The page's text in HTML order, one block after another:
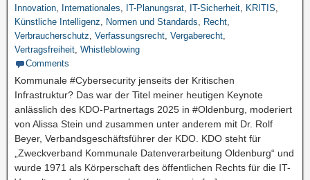
Innovation, Internationales, IT-Planungsrat, IT-Sicherheit, KRITIS,
Künstliche Intelligenz, Normen und Standards, Recht,
Verbraucherschutz, Verfassungsrecht, Vergaberecht,
Vertragsfreiheit, Whistleblowing
Comments
Kommunale #Cybersecurity jenseits der Kritischen
Infrastruktur? Das war der Titel meiner heutigen Keynote
anlässlich des KDO-Partnertags 2025 in #Oldenburg, moderiert
von Alissa Stein und zusammen unter anderem mit Dr. Rolf
Beyer, Verbandsgeschäftsführer der KDO. KDO steht für
„Zweckverband Kommunale Datenverarbeitung Oldenburg“ und
wurde 1971 als Körperschaft des öffentlichen Rechts für die IT-